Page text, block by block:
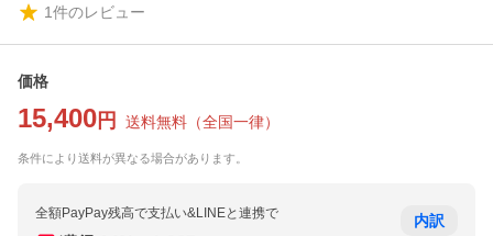
1件のレビュー
価格
15,400 円 送料無料 （全国一律）
条件により送料が異なる場合があります。
全額PayPay残高で支払い&LINEと連携で 内訳